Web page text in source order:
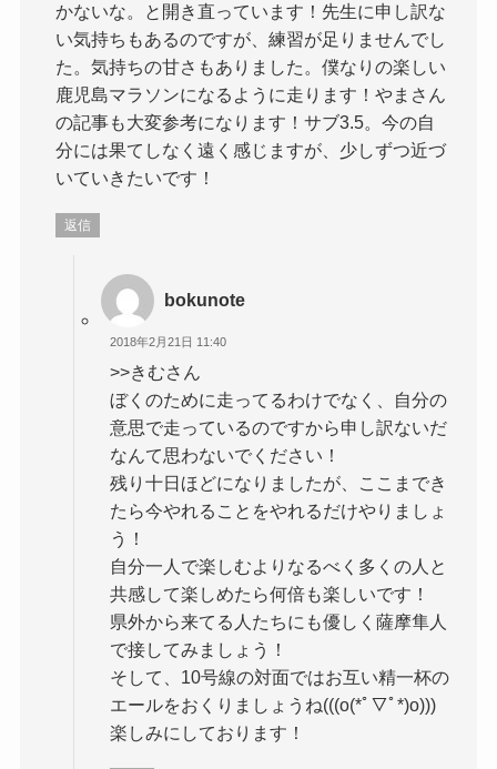
かないな。と開き直っています！先生に申し訳な
い気持ちもあるのですが、練習が足りませんでし
た。気持ちの甘さもありました。僕なりの楽しい
鹿児島マラソンになるように走ります！やまさん
の記事も大変参考になります！サブ3.5。今の自
分には果てしなく遠く感じますが、少しずつ近づ
いていきたいです！
返信
bokunote
2018年2月21日 11:40
>>きむさん
ぼくのために走ってるわけでなく、自分の
意思で走っているのですから申し訳ないだ
なんて思わないでください！
残り十日ほどになりましたが、ここまでき
たら今やれることをやれるだけやりましょ
う！
自分一人で楽しむよりなるべく多くの人と
共感して楽しめたら何倍も楽しいです！
県外から来てる人たちにも優しく薩摩隼人
で接してみましょう！
そして、10号線の対面ではお互い精一杯の
エールをおくりましょうね(((o(*ﾟ▽ﾟ*)o)))
楽しみにしております！